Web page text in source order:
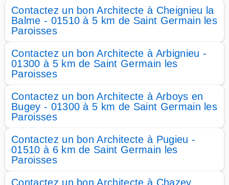
Contactez un bon Architecte à Cheignieu la
Balme - 01510 à 5 km de Saint Germain les
Paroisses
Contactez un bon Architecte à Arbignieu -
01300 à 5 km de Saint Germain les
Paroisses
Contactez un bon Architecte à Arboys en
Bugey - 01300 à 5 km de Saint Germain les
Paroisses
Contactez un bon Architecte à Pugieu -
01510 à 6 km de Saint Germain les
Paroisses
Contactez un bon Architecte à Chazey